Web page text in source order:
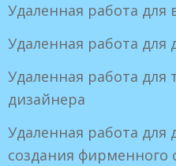
Удаленная работа для
Удаленная работа для
Удаленная работа для
дизайнера
Удаленная работа для
создания фирменного